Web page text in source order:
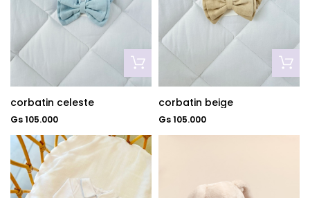
corbatin celeste
Gs 105.000
corbatin beige
Gs 105.000